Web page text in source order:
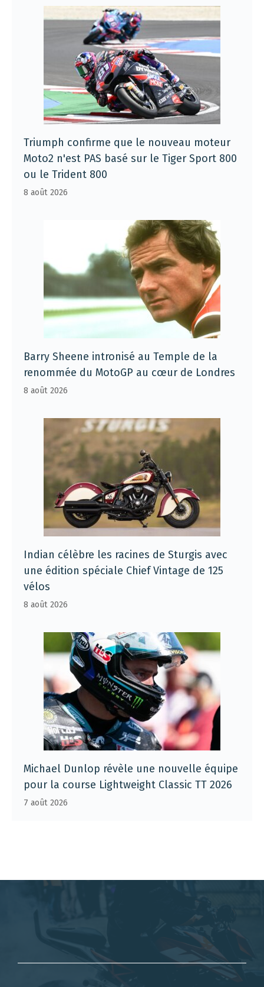
Triumph confirme que le nouveau moteur
Moto2 n'est PAS basé sur le Tiger Sport 800
ou le Trident 800
8 août 2026
Barry Sheene intronisé au Temple de la
renommée du MotoGP au cœur de Londres
8 août 2026
Indian célèbre les racines de Sturgis avec
une édition spéciale Chief Vintage de 125
vélos
8 août 2026
Michael Dunlop révèle une nouvelle équipe
pour la course Lightweight Classic TT 2026
7 août 2026